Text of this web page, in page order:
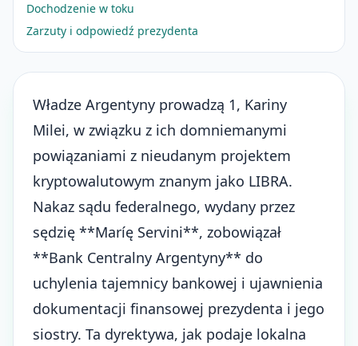
Dochodzenie w toku
Zarzuty i odpowiedź prezydenta
Władze Argentyny prowadzą 1, Kariny
Milei, w związku z ich domniemanymi
powiązaniami z nieudanym projektem
kryptowalutowym znanym jako LIBRA.
Nakaz sądu federalnego, wydany przez
sędzię **Maríę Servini**, zobowiązał
**Bank Centralny Argentyny** do
uchylenia tajemnicy bankowej i ujawnienia
dokumentacji finansowej prezydenta i jego
siostry. Ta dyrektywa, jak podaje lokalna